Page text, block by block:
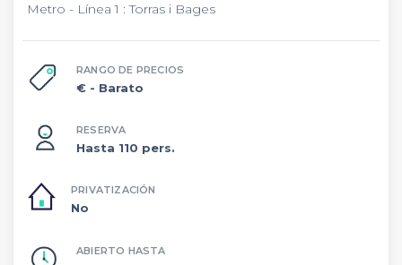
Metro - Línea 1 : Torras i Bages
RANGO DE PRECIOS
€ - Barato
RESERVA
Hasta 110 pers.
PRIVATIZACIÓN
No
ABIERTO HASTA